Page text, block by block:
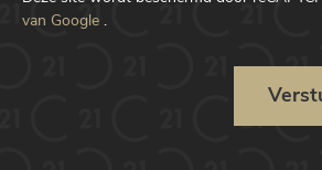
van Google .